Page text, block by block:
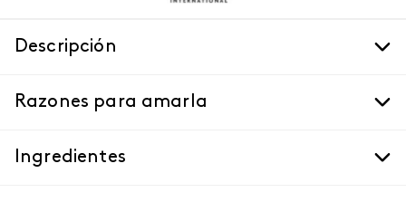
Descripción
Razones para amarla
Ingredientes